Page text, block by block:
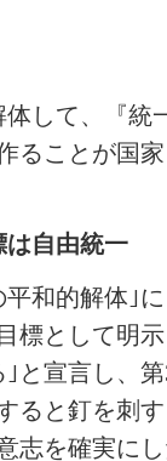
体して、『統
ることが国
は自由統一
和的解体｣
標として明
と宣言し、
ると釘を刺
志を確実に